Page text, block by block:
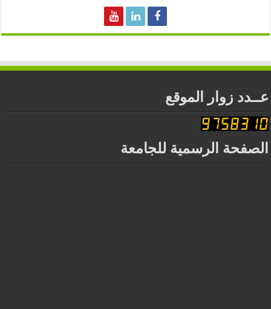
عــدد زوار الموقع
الصفحة الرسمية للجامعة